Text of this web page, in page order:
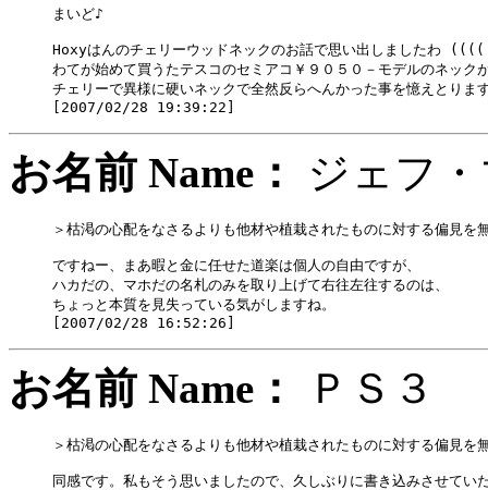
まいど♪
Hoxyはんのチェリーウッドネックのお話で思い出しましたわ
わてが始めて買うたテスコのセミアコ￥９０５０－モデルのネック
チェリーで異様に硬いネックで全然反らへんかった事を憶えとりま
お名前 Name： ジェフ
＞枯渇の心配をなさるよりも他材や植栽されたものに対する偏見を
ですねー、まあ暇と金に任せた道楽は個人の自由ですが、
ハカだの、マホだの名札のみを取り上げて右往左往するのは、
ちょっと本質を見失っている気がしますね。
お名前 Name： ＰＳ
＞枯渇の心配をなさるよりも他材や植栽されたものに対する偏見を
同感です。私もそう思いましたので、久しぶりに書き込みさせてい